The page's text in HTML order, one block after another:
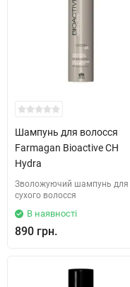
Шампунь для волосся
Farmagan Bioactive CH
Hydra
Зволожуючий шампунь для
сухого волосся
В наявності
890 грн.